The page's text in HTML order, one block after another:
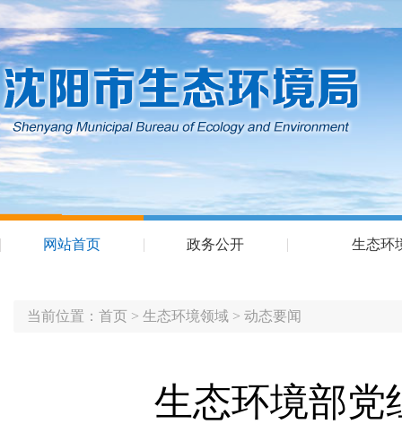
网站首页 政务公开 生态环
当前位置： 首页 > 生态环境领域 > 动态要闻
生态环境部党